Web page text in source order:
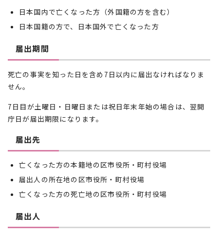
日本国内で亡くなった方（外国籍の方を含む）
日本国籍の方で、日本国外で亡くなった方
届出期間
死亡の事実を知った日を含め7日以内に届出なければなりま
せん。
7日目が土曜日・日曜日または祝日年末年始の場合は、翌開
庁日が届出期限になります。
届出先
亡くなった方の本籍地の区市役所・町村役場
届出人の所在地の区市役所・町村役場
亡くなった方の死亡地の区市役所・町村役場
届出人